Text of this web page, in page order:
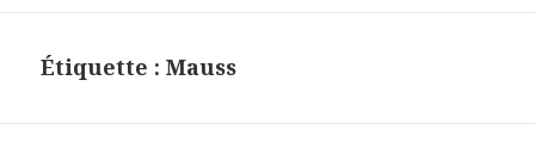
Étiquette :Mauss